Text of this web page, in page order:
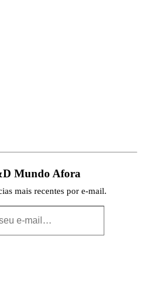
Mundo Afora
mais recentes por e-mail.